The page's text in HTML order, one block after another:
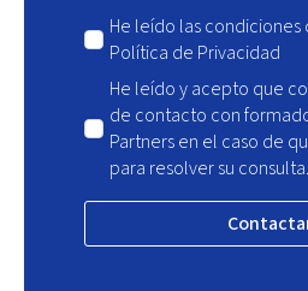
He leído las condiciones
Política de Privacidad
He leído y acepto que
de contacto con
Partners en el caso de
para resolver su consulta.